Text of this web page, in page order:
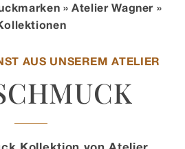
»Atelier Wagner »
AUS UNSEREM ATELIER